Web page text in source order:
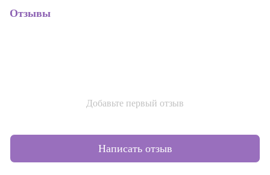
Отзывы
Добавьте первый отзыв
Написать отзыв